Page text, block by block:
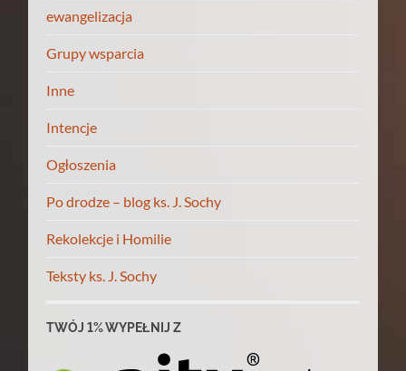
ewangelizacja
Grupy wsparcia
Inne
Intencje
Ogłoszenia
Po drodze – blog ks. J. Sochy
Rekolekcje i Homilie
Teksty ks. J. Sochy
TWÓJ 1% WYPEŁNIJ Z